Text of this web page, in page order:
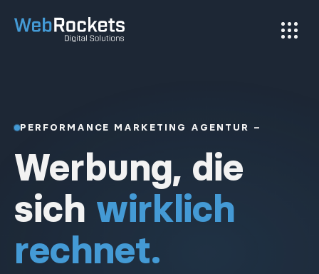
PERFORMANCE MARKETING AGENTUR –
Werbung, die
sich wirklich
rechnet.